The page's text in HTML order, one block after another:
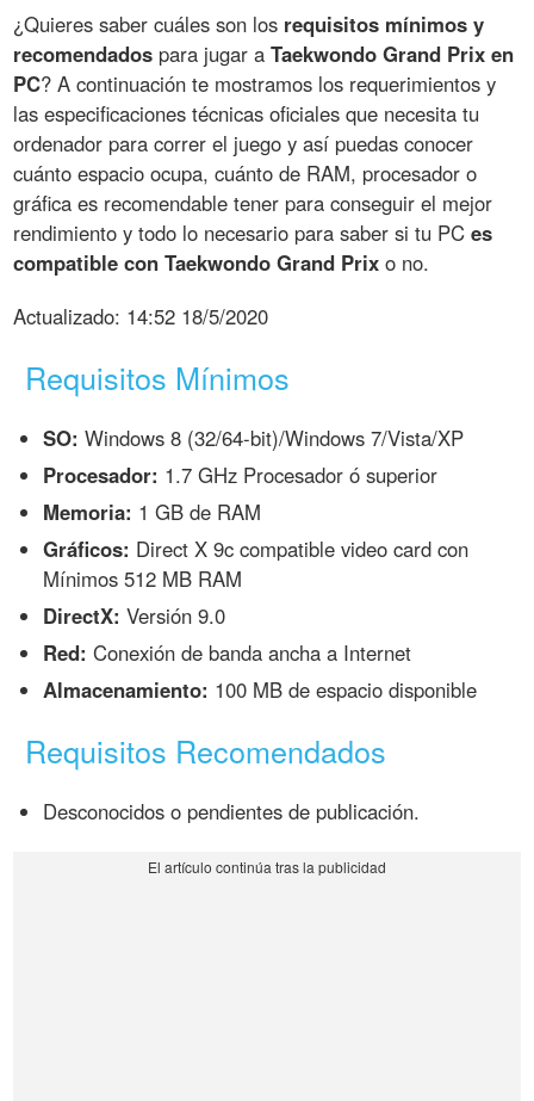
¿Quieres saber cuáles son los requisitos mínimos y
recomendados para jugar aTaekwondo Grand Prix en
PC? A continuación te mostramos los requerimientos y
las especificaciones técnicas oficiales que necesita tu
ordenador para correr el juego y así puedas conocer
cuánto espacio ocupa, cuánto de RAM, procesador o
gráfica es recomendable tener para conseguir el mejor
rendimiento y todo lo necesario para saber si tu PCes
compatible con Taekwondo Grand Prix o no.
Actualizado: 14:52 18/5/2020
Requisitos Mínimos
SO: Windows 8 (32/64-bit)/Windows 7/Vista/XP
Procesador: 1.7 GHz Procesador ó superior
Memoria: 1 GB de RAM
Gráficos: Direct X 9c compatible video card con
Mínimos 512 MB RAM
DirectX: Versión 9.0
Red: Conexión de banda ancha a Internet
Almacenamiento: 100 MB de espacio disponible
Requisitos Recomendados
Desconocidos o pendientes de publicación.